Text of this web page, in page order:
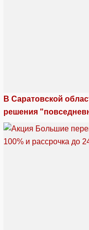
В Саратовской
решения